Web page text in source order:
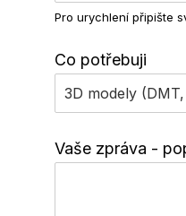
Pro urychlení připište
Co potřebuji
Vaše zpráva -